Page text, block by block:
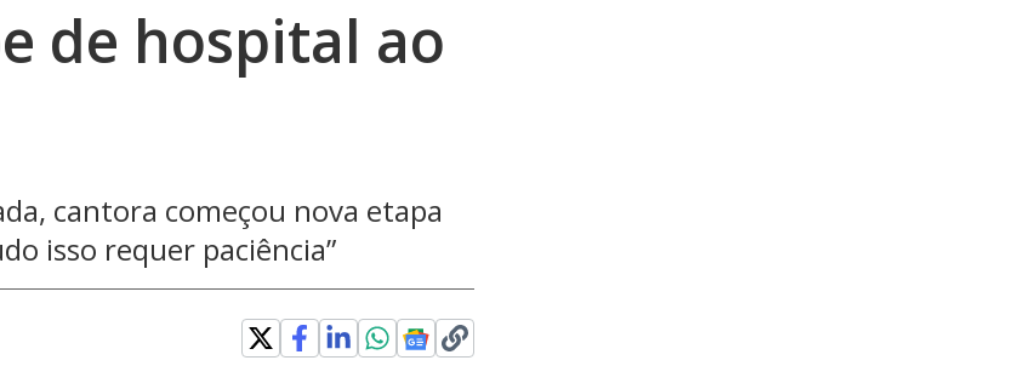
de hospital ao
cantora começou nova etapa
isso requer paciência”